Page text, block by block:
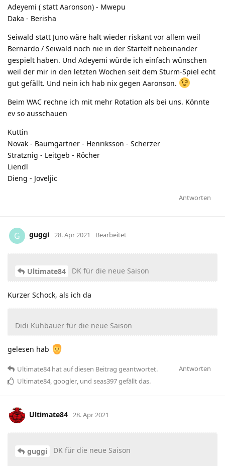
Adeyemi ( statt Aaronson) - Mwepu
Daka - Berisha
Seiwald statt Juno wäre halt wieder riskant vor allem weil
Bernardo / Seiwald noch nie in der Startelf nebeinander
gespielt haben. Und Adeyemi würde ich einfach wünschen
weil der mir in den letzten Wochen seit dem Sturm-Spiel echt
gut gefällt. Und nein ich hab nix gegen Aaronson.
Beim WAC rechne ich mit mehr Rotation als bei uns. Könnte
ev so ausschauen
Kuttin
Novak - Baumgartner - Henriksson - Scherzer
Stratznig - Leitgeb - Röcher
Liendl
Dieng - Joveljic
Antworten
G guggi 28. Apr 2021 Bearbeitet
Ultimate84 DK für die neue Saison
Kurzer Schock, als ich da
Didi Kühbauer für die neue Saison
gelesen hab
Antworten
Ultimate84 hatauf diesen Beitrag geantwortet.
Ultimate84,googler, und seas397gefällt das.
Ultimate84 28. Apr 2021
guggi DK für die neue Saison